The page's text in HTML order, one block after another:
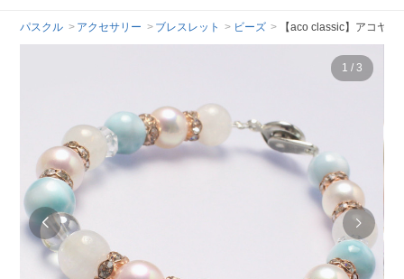
パスクル アクセサリー ブレスレット ビーズ 【aco classic】アコヤ
1 / 3